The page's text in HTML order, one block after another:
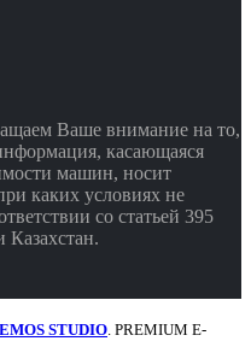
Ваше внимание на то,
касающаяся
машин, носит
каких условиях не
со статьей 395
Казахстан.
STUDIO. PREMIUM E-